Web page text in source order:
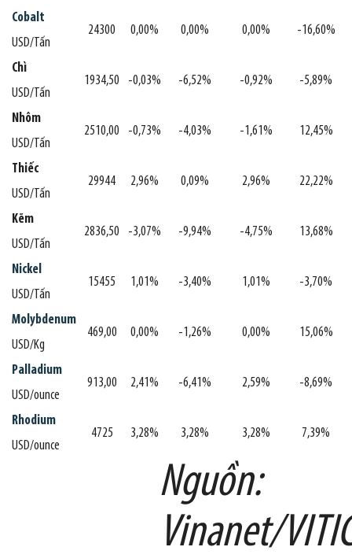
Cobalt
USD/Tấn
24300 0,00% 0,00% 0,00% -16,60%
Chì
USD/Tấn
1934,50 -0,03% -6,52% -0,92% -5,89%
Nhôm
USD/Tấn
2510,00 -0,73% -4,03% -1,61% 12,45%
Thiếc
USD/Tấn
29944 2,96% 0,09% 2,96% 22,22%
Kẽm
USD/Tấn
2836,50 -3,07% -9,94% -4,75% 13,68%
Nickel
USD/Tấn
15455 1,01% -3,40% 1,01% -3,70%
Molybdenum
USD/Kg
469,00 0,00% -1,26% 0,00% 15,06%
Palladium
USD/ounce
913,00 2,41% -6,41% 2,59% -8,69%
Rhodium
USD/ounce
4725 3,28% 3,28% 3,28% 7,39%
Nguồn:
Vinanet/